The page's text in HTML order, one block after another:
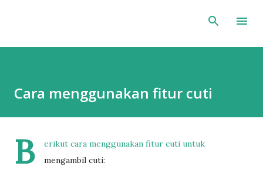
Cara menggunakan fitur cuti
B
erikut cara menggunakan fitur cuti untuk
mengambil cuti: